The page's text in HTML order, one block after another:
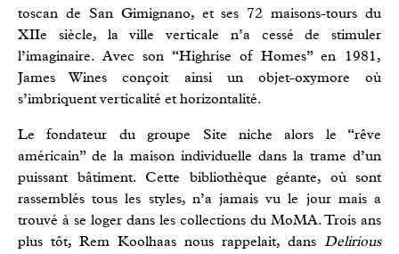
toscan de San Gimignano, et ses 72 maisons-tours du
XIIe siècle, la ville verticale n’a cessé de stimuler
l’imaginaire. Avec son “Highrise of Homes” en 1981,
James Wines conçoit ainsi un objet-oxymore où
s’imbriquent verticalité et horizontalité.
Le fondateur du groupe Site niche alors le “rêve
américain” de la maison individuelle dans la trame d’un
puissant bâtiment. Cette bibliothèque géante, où sont
rassemblés tous les styles, n’a jamais vu le jour mais a
trouvé à se loger dans les collections du MoMA. Trois ans
plus tôt, Rem Koolhaas nous rappelait, dans
Delirious